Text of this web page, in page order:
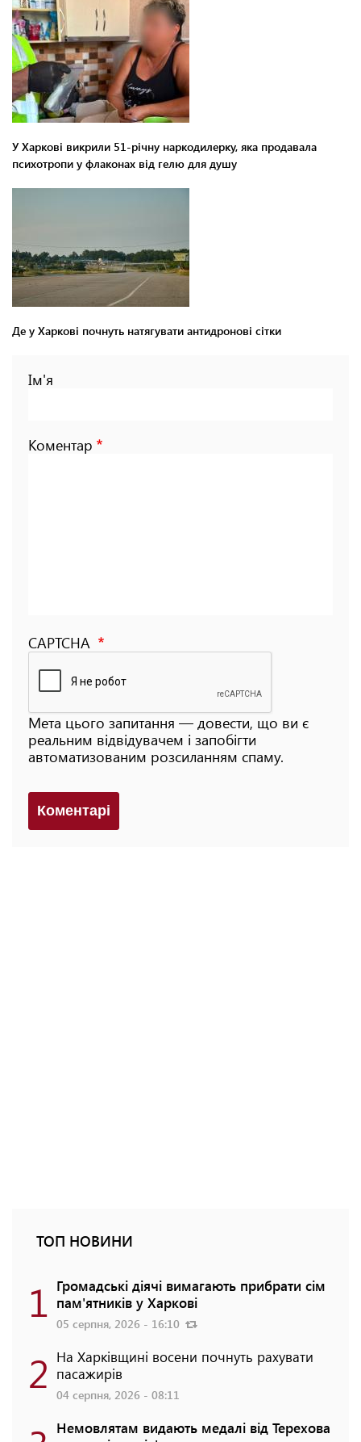
У Харкові викрили 51-річну наркодилерку, яка продавала
психотропи у флаконах від гелю для душу
Де у Харкові почнуть натягувати антидронові сітки
Ім'я
Коментар
CAPTCHA
Мета цього запитання — довести, що ви є
реальним відвідувачем і запобігти
автоматизованим розсиланням спаму.
Коментарi
ТОП НОВИНИ
1 Громадські діячі вимагають прибрати сім
пам'ятників у Харкові
05 серпня, 2026 - 16:10
2 На Харківщині восени почнуть рахувати
пасажирів
04 серпня, 2026 - 08:11
Немовлятам видають медалі від Терехова